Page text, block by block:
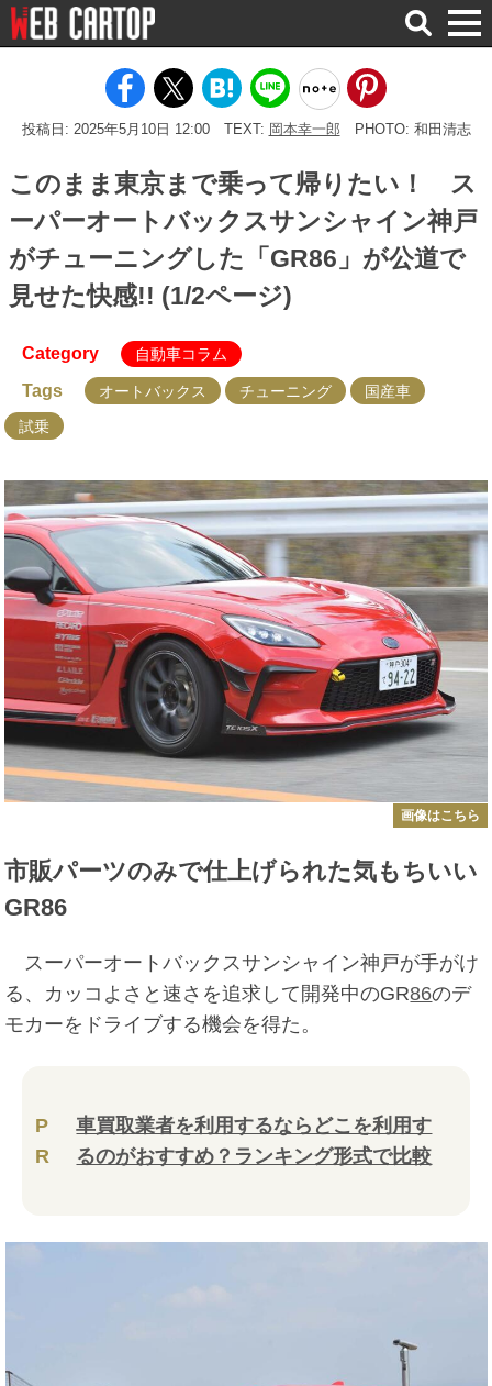
検
索
投稿日: 2025年5月10日 12:00 TEXT: 岡本幸一郎 PHOTO: 和田清志
このまま東京まで乗って帰りたい！ ス
ーパーオートバックスサンシャイン神戸
がチューニングした「GR86」が公道で
見せた快感!! (1/2ページ)
Category 自動車コラム
Tags オートバックス チューニング
国産車
試乗
画像はこちら
市販パーツのみで仕上げられた気もちいい
GR86
スーパーオートバックスサンシャイン神戸が手がけ
る、カッコよさと速さを追求して開発中のGR86のデ
モカーをドライブする機会を得た。
P
R
車買取業者を利用するならどこを利用す
るのがおすすめ？ランキング形式で比較